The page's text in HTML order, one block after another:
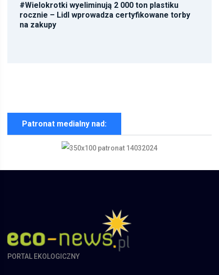
#Wielokrotki wyeliminują 2 000 ton plastiku
rocznie – Lidl wprowadza certyfikowane torby
na zakupy
Patronat medialny nad:
PORTAL EKOLOGICZNY